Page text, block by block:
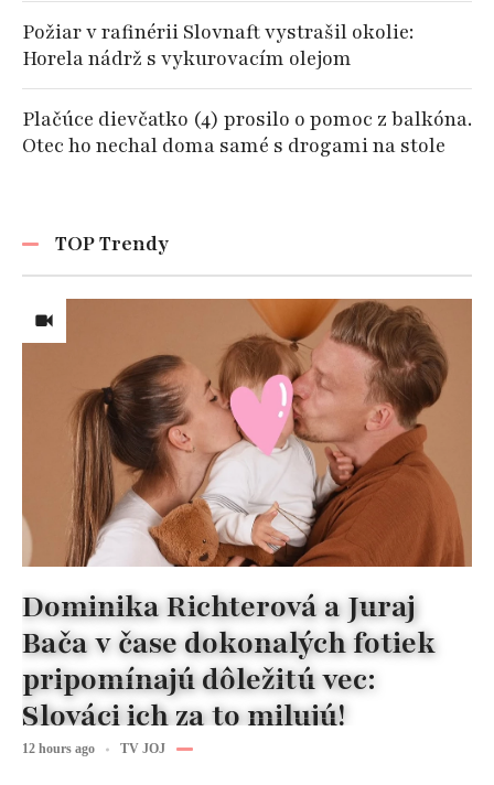
Požiar v rafinérii Slovnaft vystrašil okolie:
Horela nádrž s vykurovacím olejom
Plačúce dievčatko (4) prosilo o pomoc z balkóna.
Otec ho nechal doma samé s drogami na stole
TOP Trendy
Dominika Richterová a Juraj
Bača v čase dokonalých fotiek
pripomínajú dôležitú vec:
Slováci ich za to milujú!
12 hours ago TV JOJ